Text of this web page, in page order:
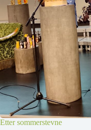
Etter sommerstevne